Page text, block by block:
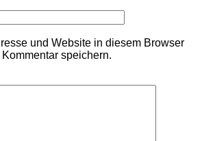
und Website in diesem Browser
speichern.